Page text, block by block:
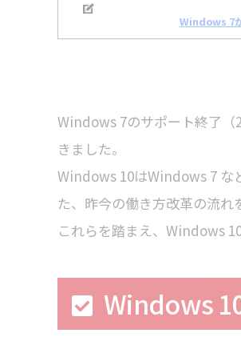
Windows 7
Windows 7のサポート終了（
きました。
Windows 10はWindows 7 な
た、昨今の働き方改革の流れ
これらを踏まえ、Windows
Windows